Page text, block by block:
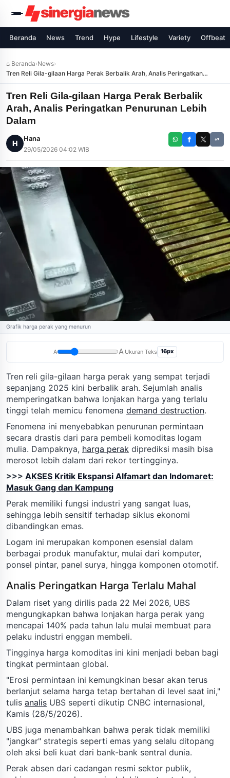
Beranda News Trend Hype Lifestyle Variety Offbeat
⌂ Beranda›News›
Tren Reli Gila-gilaan Harga Perak Berbalik Arah, Analis Peringatkan
Penurunan Lebih Dalam
Tren Reli Gila-gilaan Harga Perak Berbalik
Arah, Analis Peringatkan Penurunan Lebih
Dalam
H
Hana
29/05/2026 04:02 WIB
Grafik harga perak yang menurun
A A Ukuran Teks 16px
Tren reli gila-gilaan harga perak yang sempat terjadi
sepanjang 2025 kini berbalik arah. Sejumlah analis
memperingatkan bahwa lonjakan harga yang terlalu
tinggi telah memicu fenomena demand destruction.
Fenomena ini menyebabkan penurunan permintaan
secara drastis dari para pembeli komoditas logam
mulia. Dampaknya, harga perak diprediksi masih bisa
merosot lebih dalam dari rekor tertingginya.
>>> AKSES Kritik Ekspansi Alfamart dan Indomaret:
Masuk Gang dan Kampung
Perak memiliki fungsi industri yang sangat luas,
sehingga lebih sensitif terhadap siklus ekonomi
dibandingkan emas.
Logam ini merupakan komponen esensial dalam
berbagai produk manufaktur, mulai dari komputer,
ponsel pintar, panel surya, hingga komponen otomotif.
Analis Peringatkan Harga Terlalu Mahal
Dalam riset yang dirilis pada 22 Mei 2026, UBS
mengungkapkan bahwa lonjakan harga perak yang
mencapai 140% pada tahun lalu mulai membuat para
pelaku industri enggan membeli.
Tingginya harga komoditas ini kini menjadi beban bagi
tingkat permintaan global.
"Erosi permintaan ini kemungkinan besar akan terus
berlanjut selama harga tetap bertahan di level saat ini,"
tulis analis UBS seperti dikutip CNBC internasional,
Kamis (28/5/2026).
UBS juga menambahkan bahwa perak tidak memiliki
"jangkar" strategis seperti emas yang selalu ditopang
oleh aksi beli kuat dari bank-bank sentral dunia.
Perak absen dari cadangan resmi sektor publik,